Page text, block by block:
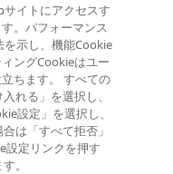
イトにアクセスす
。パフォーマンス
示し、機能Cookie
ングCookieはユー
ちます。 すべての
れる」を選択し、
設定」を選択し、
は「すべて拒否」
設定リンクを押す
。